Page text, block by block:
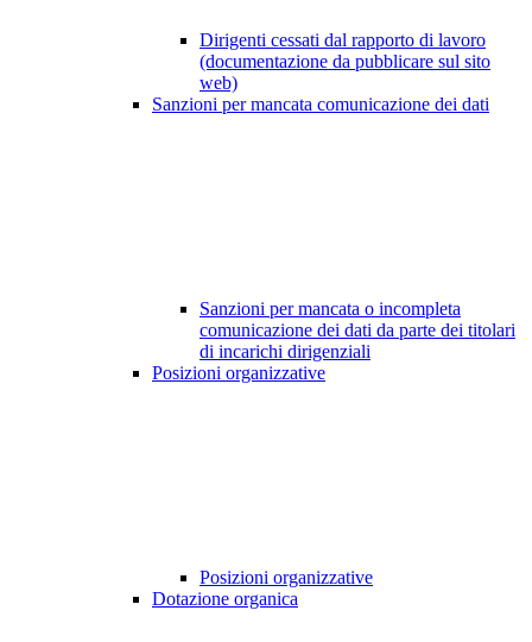
Dirigenti cessati dal rapporto di lavoro
(documentazione da pubblicare sul sito
web)
Sanzioni per mancata comunicazione dei dati
Sanzioni per mancata o incompleta
comunicazione dei dati da parte dei titolari
di incarichi dirigenziali
Posizioni organizzative
Posizioni organizzative
Dotazione organica